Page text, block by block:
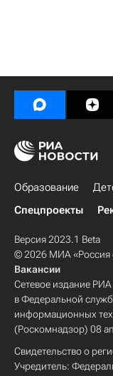
Образование
Спецпроекты
Версия 2023.1 Beta
© 2026 МИА «Россия
Вакансии
Сетевое издание
в Федеральной
информационных
(Роскомнадзор) 08
Свидетельство о
Учредитель: